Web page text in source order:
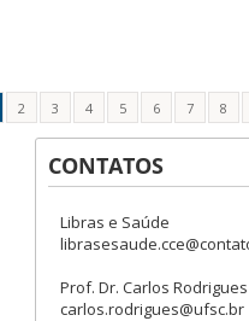
2 3 4 5 6 7 8
CONTATOS
Libras e Saúde
Prof. Dr. Carlos Rodrigues
carlos.rodrigues@ufsc.br